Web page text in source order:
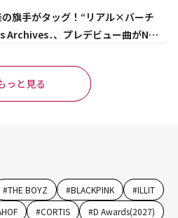
の旗手がタッグ！“リアル×バーチ
Archives․、プレデビュー曲がNet
っと見る
#THE BOYZ #BLACKPINK #ILLIT
#CORTIS #D Awards(2027)